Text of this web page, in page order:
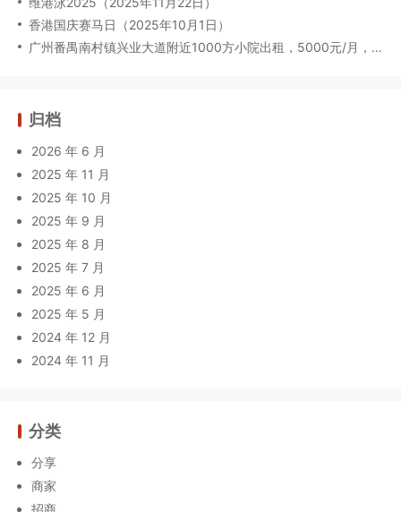
香港国庆赛马日（2025年10月1日）
广州番禺南村镇兴业大道附近1000方小院出租，5000元/月，8年年限，适合休闲养生娱乐会所
归档
2026 年 6 月
2025 年 11 月
2025 年 10 月
2025 年 9 月
2025 年 8 月
2025 年 7 月
2025 年 6 月
2025 年 5 月
2024 年 12 月
2024 年 11 月
分类
分享
商家
招商